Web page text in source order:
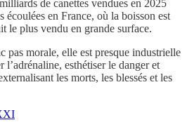
de canettes vendues en 2025
en France, où la boisson est
le plus vendu en grande surface.
pas morale, elle est presque industrielle
l’adrénaline, esthétiser le danger et
les morts, les blessés et les